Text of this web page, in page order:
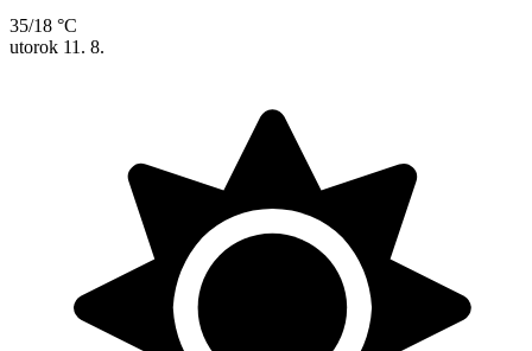
35/18 °C
utorok 11. 8.